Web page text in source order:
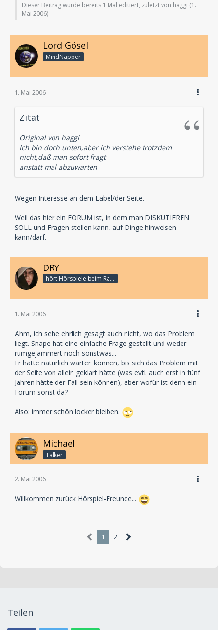
Dieser Beitrag wurde bereits 1 Mal editiert, zuletzt von haggi (1.
Mai 2006)
Lord Gösel
MindNapper
1. Mai 2006
Zitat
Original von haggi
Ich bin doch unten,aber ich verstehe trotzdem
nicht,daß man sofort fragt
anstatt mal abzuwarten
Wegen Interesse an dem Label/der Seite.
Weil das hier ein FORUM ist, in dem man DISKUTIEREN
SOLL und Fragen stellen kann, auf Dinge hinweisen
kann/darf.
DRY
hört Hörspiele beim Rasenmähen
1. Mai 2006
Ähm, ich sehe ehrlich gesagt auch nicht, wo das Problem
liegt. Snape hat eine einfache Frage gestellt und weder
rumgejammert noch sonstwas...
Er hätte natürlich warten können, bis sich das Problem mit
der Seite von allein geklärt hätte (was evtl. auch erst in fünf
Jahren hätte der Fall sein können), aber wofür ist denn ein
Forum sonst da?
Also: immer schön locker bleiben.
Michael
Talker
2. Mai 2006
Willkommen zurück Hörspiel-Freunde...
1 2
Teilen